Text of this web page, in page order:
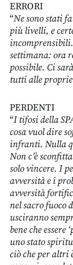
ERRORI
“Ne sono stati
più livelli, e
settimana: ora
possibile. Ci
tutti alle
PERDENTI
“I tifosi della
cosa vuol dire
infranti. Nulla
Non c’è
solo vincere. I
avversità e i
avversità
nel sacro fuoco
usciranno
bene che essere
uno stato
ciò che per